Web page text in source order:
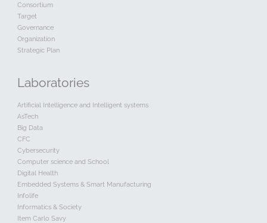
Consortium
Target
Governance
Organization
Strategic Plan
Laboratories
Artificial Intelligence and Intelligent systems
AsTech
Big Data
CFC
Cybersecurity
Computer science and School
Digital Health
Embedded Systems & Smart Manufacturing
Infolife
Informatics & Society
Item Carlo Savy